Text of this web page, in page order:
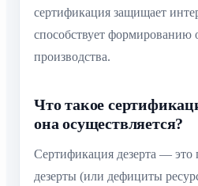
сертификация защищает
способствует формированию
производства.
Что такое
она осуществляется?
Сертификация дезерта — это
дезерты (или дефициты